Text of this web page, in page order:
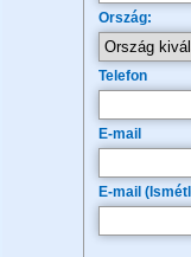
Ország:
Telefon
E-mail
E-mail